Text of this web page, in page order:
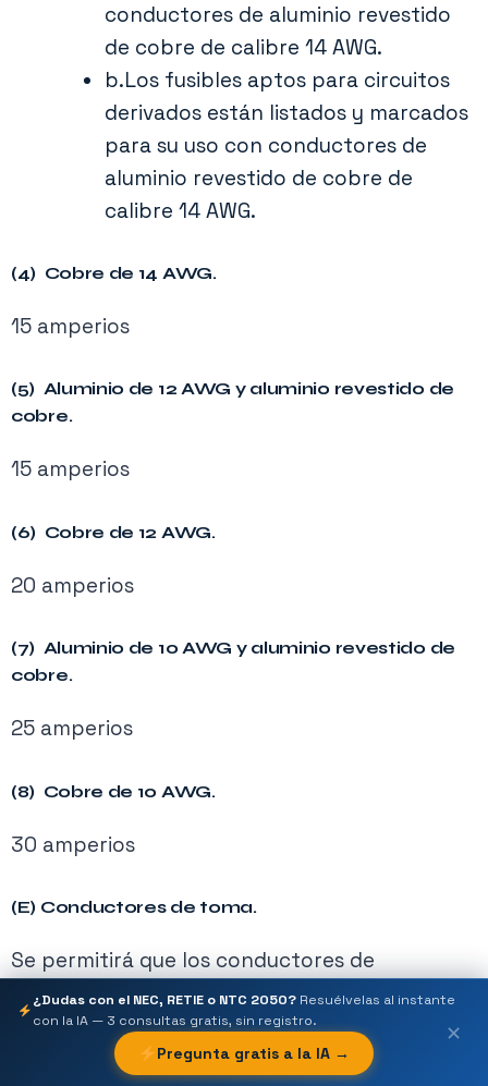
conductores de aluminio revestido
de cobre de calibre 14 AWG.
b.Los fusibles aptos para circuitos
derivados están listados y marcados
para su uso con conductores de
aluminio revestido de cobre de
calibre 14 AWG.
(4) Cobre de 14 AWG.
15 amperios
(5) Aluminio de 12 AWG y aluminio revestido de
cobre.
15 amperios
(6) Cobre de 12 AWG.
20 amperios
(7) Aluminio de 10 AWG y aluminio revestido de
cobre.
25 amperios
(8) Cobre de 10 AWG.
30 amperios
(E) Conductores de toma.
Se permitirá que los conductores de
derivación estén protegidos contra
sobrecorriente de acuerdo con lo siguiente:
¿Dudas con el NEC, RETIE o NTC 2050? Resuélvelas al instante
con la IA — 3 consultas gratis, sin registro.
Pregunta gratis a la IA →
✕